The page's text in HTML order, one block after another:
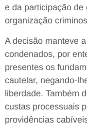
e da participação
organização
A decisão manteve
condenados, por
presentes os
cautelar, negando-
liberdade. Também
custas processuais
providências